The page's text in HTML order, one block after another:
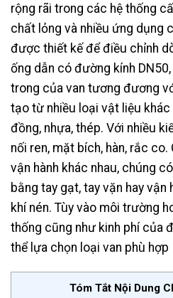
rộng rãi trong các hệ thống
chất lỏng và nhiều ứng dụng
được thiết kế để điều chỉnh
ống dẫn có đường kính
trong của van tương đương
tạo từ nhiều loại vật liệu khác
đồng, nhựa, thép. Với nhiều
nối ren, mặt bích, hàn, rắc
vận hành khác nhau, chúng
bằng tay gạt, tay vặn hay
khí nén. Tùy vào môi trường
thống cũng như kinh phí của
thể lựa chọn loại van phù hợp
Tóm Tắt Nội Dung